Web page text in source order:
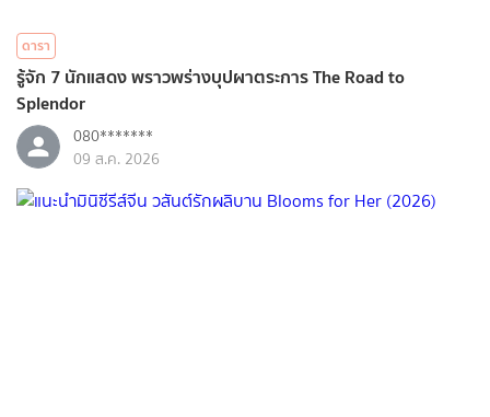
ดารา
รู้จัก 7 นักแสดง พราวพร่างบุปผาตระการ The Road to
Splendor
080*******
09 ส.ค. 2026